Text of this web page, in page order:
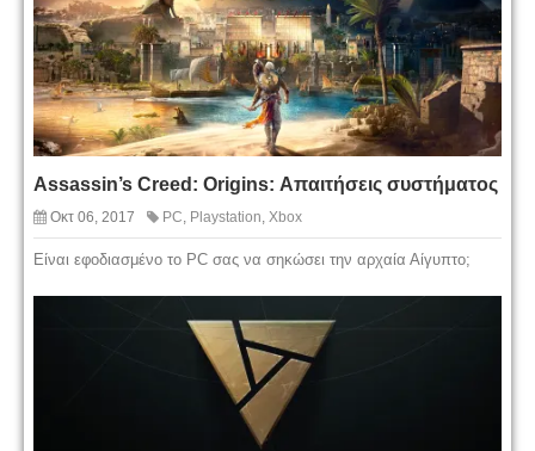
Assassin’s Creed: Origins: Απαιτήσεις συστήματος
Οκτ 06, 2017 PC, Playstation, Xbox
Είναι εφοδιασμένο το PC σας να σηκώσει την αρχαία Αίγυπτο;